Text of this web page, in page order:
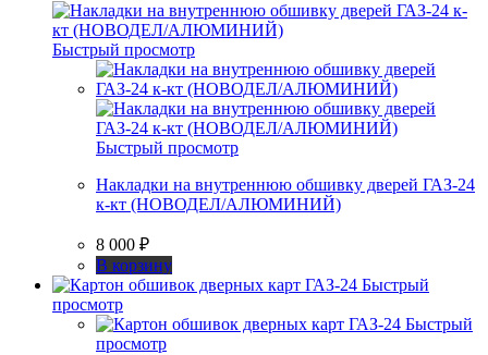
Быстрый просмотр
Быстрый просмотр
Накладки на внутреннюю обшивку дверей ГАЗ-24
к-кт (НОВОДЕЛ/АЛЮМИНИЙ)
8 000 ₽
В корзину
Быстрый
просмотр
Быстрый
просмотр